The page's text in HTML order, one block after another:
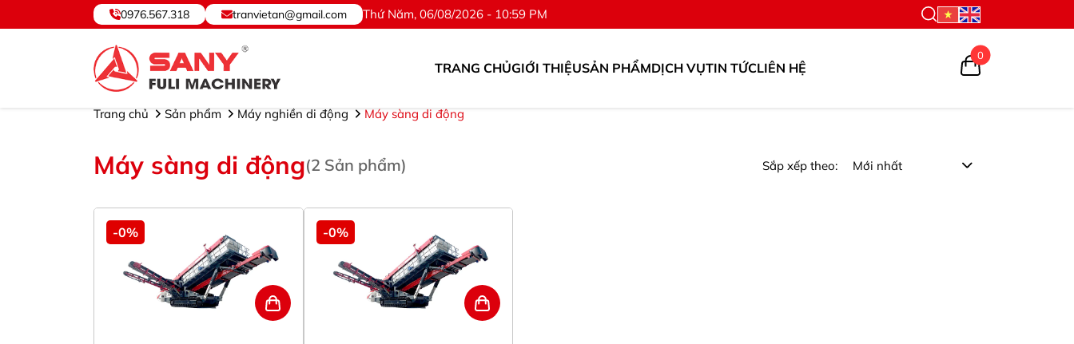
SANY VIỆT NAM ® - Cung cấp, Bảo hành Thiết bị và Phụ tùng. ©Hotline: 0976.567.318
0976.567.318 tranvietan@gmail.com Thứ Năm, 06/08/2026 - 10:59 PM
TRANG CHỦGIỚI THIỆUSẢN PHẨMDỊCH VỤTIN TỨCLIÊN HỆ
0
Trang chủ Sản phẩm Máy nghiền di động Máy sàng di động
Máy sàng di động(2 Sản phẩm) Sắp xếp theo:
-0% -0%